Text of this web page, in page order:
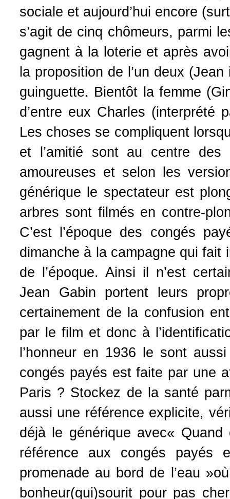
sociale et aujourd’hui encore
s’agit de cinq chômeurs, parmi
gagnent à la loterie et après
la proposition de l’un deux
guinguette. Bientôt la femme
d’entre eux Charles (interprété
Les choses se compliquent
et l’amitié sont au centre
amoureuses et selon les
générique le spectateur est
arbres sont filmés en contre-
C’est l’époque des congés
dimanche à la campagne qui fait
de l’époque. Ainsi il n’est
Jean Gabin portent leurs
certainement de la confusion
par le film et donc à
l’honneur en 1936 le sont
congés payés est faite par une
Paris ? Stockez de la santé
aussi une référence explicite,
déjà le générique avec«
référence aux congés payés
promenade au bord de l’eau
bonheur(qui)sourit pour pas